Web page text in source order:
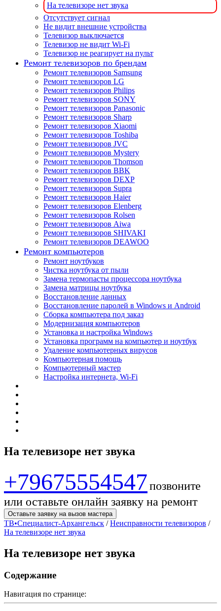
На телевизоре нет звука
Отсутствует сигнал
Не видит внешние устройства
Телевизор выключается
Телевизор не видит Wi-Fi
Телевизор не реагирует на пульт
Ремонт телевизоров по брендам
Ремонт телевизоров Samsung
Ремонт телевизоров LG
Ремонт телевизоров Philips
Ремонт телевизоров SONY
Ремонт телевизоров Panasonic
Ремонт телевизоров Sharp
Ремонт телевизоров Xiaomi
Ремонт телевизоров Toshiba
Ремонт телевизоров JVC
Ремонт телевизоров Mystery
Ремонт телевизоров Thomson
Ремонт телевизоров BBK
Ремонт телевизоров DEXP
Ремонт телевизоров Supra
Ремонт телевизоров Haier
Ремонт телевизоров Elenberg
Ремонт телевизоров Rolsen
Ремонт телевизоров Aiwa
Ремонт телевизоров SHIVAKI
Ремонт телевизоров DEAWOO
Ремонт компьютеров
Ремонт ноутбуков
Чистка ноутбука от пыли
Замена термопасты процессора ноутбука
Замена матрицы ноутбука
Восстановление данных
Восстановление паролей в Windows и Android
Сборка компьютера под заказ
Модернизация компьютеров
Установка и настройка Windows
Установка программ на компьютер и ноутбук
Удаление компьютерных вирусов
Компьютерная помощь
Компьютерный мастер
Настройка интернета, Wi-Fi
На телевизоре нет звука
+79675554547позвоните
или оставьте онлайн заявку на ремонт
Оставьте заявку на вызов мастера
ТВ•Специалист-Архангельск /Неисправности телевизоров /
На телевизоре нет звука
На телевизоре нет звука
Содержание
Навигация по странице: